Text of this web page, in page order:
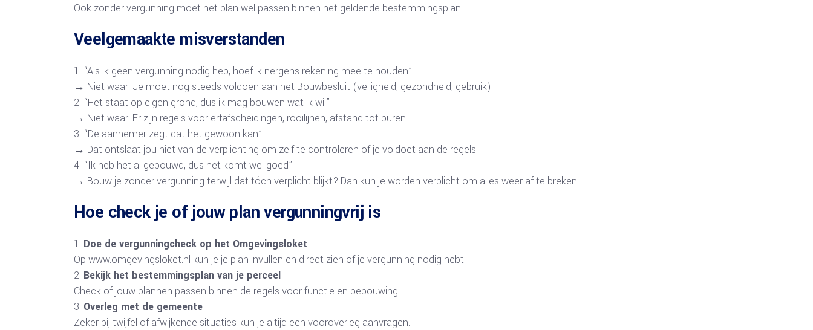
Ook zonder vergunning moet het plan wel passen binnen het geldende bestemmingsplan.
Veelgemaakte misverstanden
“Als ik geen vergunning nodig heb, hoef ik nergens rekening mee te houden”
→ Niet waar. Je moet nog steeds voldoen aan het Bouwbesluit (veiligheid, gezondheid, gebruik).
“Het staat op eigen grond, dus ik mag bouwen wat ik wil”
→ Niet waar. Er zijn regels voor erfafscheidingen, rooilijnen, afstand tot buren.
“De aannemer zegt dat het gewoon kan”
→ Dat ontslaat jou niet van de verplichting om zelf te controleren of je voldoet aan de regels.
“Ik heb het al gebouwd, dus het komt wel goed”
→ Bouw je zonder vergunning terwijl dat tóch verplicht blijkt? Dan kun je worden verplicht om alles weer af te breken.
Hoe check je of jouw plan vergunningvrij is
Doe de vergunningcheck op het Omgevingsloket
Op www.omgevingsloket.nl kun je je plan invullen en direct zien of je vergunning nodig hebt.
Bekijk het bestemmingsplan van je perceel
Check of jouw plannen passen binnen de regels voor functie en bebouwing.
Overleg met de gemeente
Zeker bij twijfel of afwijkende situaties kun je altijd een vooroverleg aanvragen.